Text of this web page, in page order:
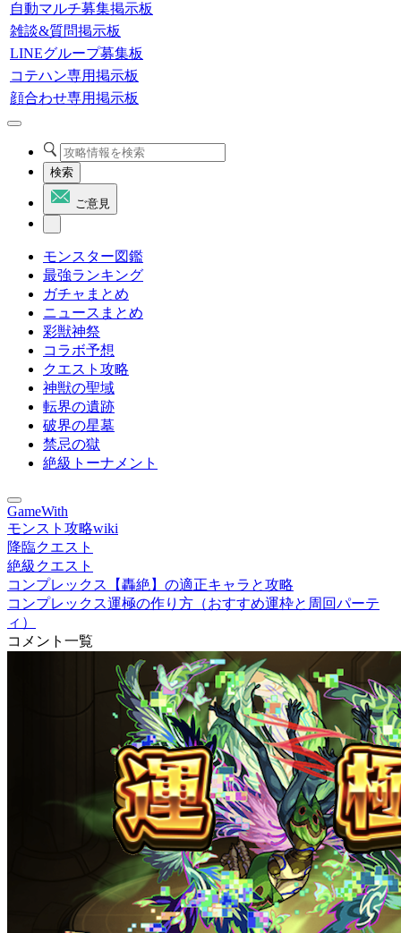
自動マルチ募集掲示板
雑談&質問掲示板
LINEグループ募集板
コテハン専用掲示板
顔合わせ専用掲示板
検索
ご意見
モンスター図鑑
最強ランキング
ガチャまとめ
ニュースまとめ
彩獣神祭
コラボ予想
クエスト攻略
神獣の聖域
転界の遺跡
破界の星墓
禁忌の獄
絶級トーナメント
GameWith
モンスト攻略wiki
降臨クエスト
絶級クエスト
コンプレックス【轟絶】の適正キャラと攻略
コンプレックス運極の作り方（おすすめ運枠と周回パーテ
ィ）
コメント一覧